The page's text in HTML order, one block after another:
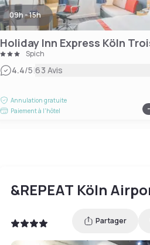
09h - 15h
Holiday Inn Express Köln
Spich
4.4/5|63 Avis
Annulation gratuite
Paiement à l'hôtel
-
&REPEAT Köln
Partager